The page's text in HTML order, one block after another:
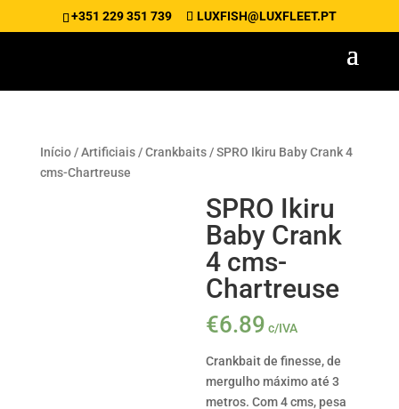
+351 229 351 739 LUXFISH@LUXFLEET.PT
Início/Artificiais/Crankbaits/ SPRO Ikiru Baby Crank 4
cms-Chartreuse
SPRO Ikiru
Baby Crank
4 cms-
Chartreuse
€6.89 c/IVA
Crankbait de finesse, de
mergulho máximo até 3
metros. Com 4 cms, pesa